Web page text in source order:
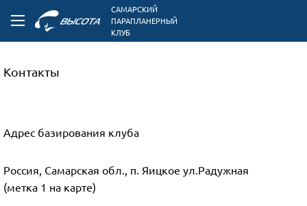
САМАРСКИЙ
ПАРАПЛАНЕРНЫЙ
КЛУБ
Контакты
Адрес базирования клуба
Россия, Самарская обл., п. Яицкое ул.Радужная
(метка 1 на карте)